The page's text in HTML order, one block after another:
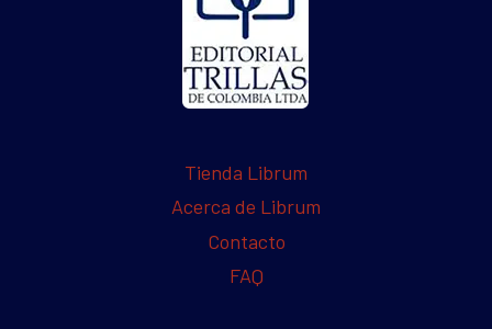
Tienda Librum
Acerca de Librum
Contacto
FAQ